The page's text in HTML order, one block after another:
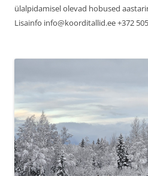
ülalpidamisel olevad hobused
Lisainfo info@koorditallid.ee +372